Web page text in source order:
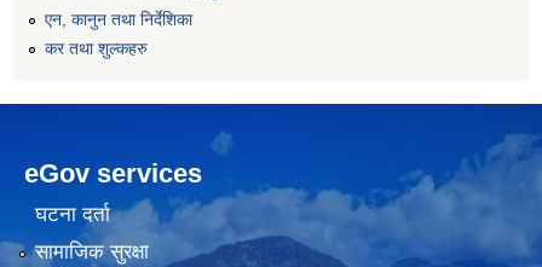
एन, कानुन तथा निर्देशिका
कर तथा शुल्कहरु
eGov services
घटना दर्ता
सामाजिक सुरक्षा